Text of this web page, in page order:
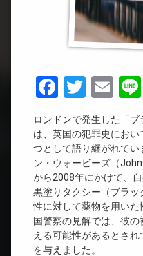
ロンドンで発生した「
は、英国の犯罪史にお
つとして語り継がれてい
ン・ウォービーズ（
から2008年にかけて、
黒塗りタクシー（ブラ
性に対して薬物を用い
国警察の見解では、彼
える可能性があるとさ
を与えました。